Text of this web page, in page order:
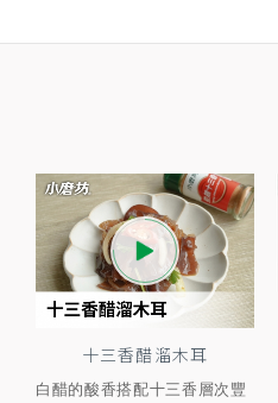
十三香醋溜木耳
白醋的酸香搭配十三香層次豐